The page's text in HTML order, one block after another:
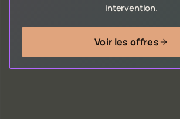
intervention.
Voir les offres